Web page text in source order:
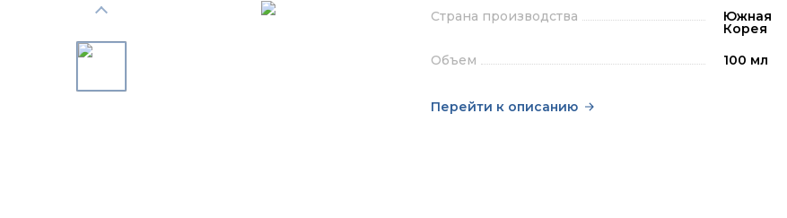
Страна производства Южная
Корея
Объем
100 мл
Перейти к описанию